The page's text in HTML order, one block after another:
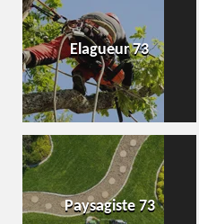
Elagueur 73
Paysagiste 73